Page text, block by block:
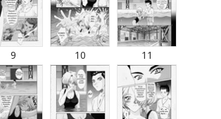
9 10 11